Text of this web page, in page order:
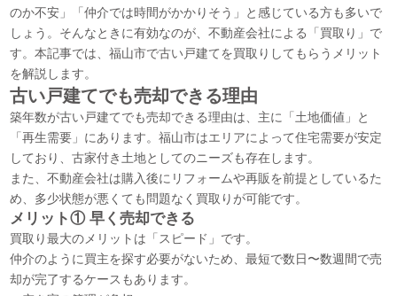
のか不安」「仲介では時間がかかりそう」と感じている方も多いで
しょう。そんなときに有効なのが、不動産会社による「買取り」で
す。本記事では、福山市で古い戸建てを買取りしてもらうメリット
を解説します。
古い戸建てでも売却できる理由
築年数が古い戸建てでも売却できる理由は、主に「土地価値」と
「再生需要」にあります。福山市はエリアによって住宅需要が安定
しており、古家付き土地としてのニーズも存在します。
また、不動産会社は購入後にリフォームや再販を前提としているた
め、多少状態が悪くても問題なく買取りが可能です。
メリット① 早く売却できる
買取り最大のメリットは「スピード」です。
仲介のように買主を探す必要がないため、最短で数日〜数週間で売
却が完了するケースもあります。